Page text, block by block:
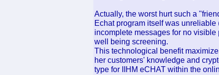
Actually, the worst hurt such a
Echat program itself was
incomplete messages for no
well being screening.
This technological benefit
her customers' knowledge and
type for IIHM eCHAT within the